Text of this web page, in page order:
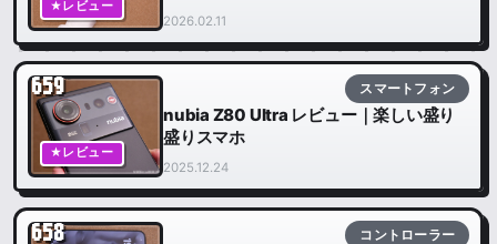
★レビュー
2026.02.11
★レビュー
659 スマートフォン
nubia Z80 Ultra レビュー｜楽しい盛り
盛りスマホ
2025.12.24
658 コントローラー